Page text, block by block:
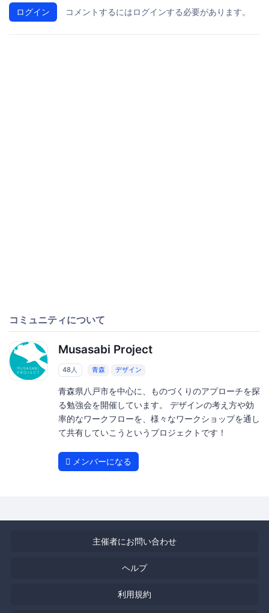
ログイン コメントするにはログインする必要があります。
コミュニティについて
Musasabi Project
48人 青森 デザイン
青森県八戸市を中心に、ものづくりのアプローチを探
る勉強会を開催しています。 デザインの考え方や効
率的なワークフローを、様々なワークショップを通し
て共有していこうというプロジェクトです！
メンバーになる
主催者にお問い合わせ
ヘルプ
利用規約